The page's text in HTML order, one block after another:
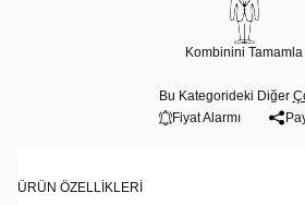
Kombinini Tamamla
Bu Kategorideki Diğer
Fiyat Alarmı
ÜRÜN ÖZELLIKLERI